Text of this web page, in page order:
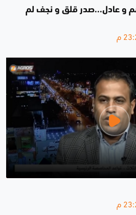
و عادل...صدر قلق و نجف لم